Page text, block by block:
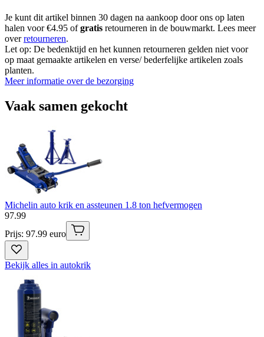
Je kunt dit artikel binnen 30 dagen na aankoop door ons op laten
halen voor €4.95 ofgratis retourneren in de bouwmarkt. Lees meer
overretourneren.
Let op: De bedenktijd en het kunnen retourneren gelden niet voor
op maat gemaakte artikelen en verse/ bederfelijke artikelen zoals
planten.
Meer informatie over de bezorging
Vaak samen gekocht
Michelin auto krik en assteunen 1.8 ton hefvermogen
97.99
Prijs: 97.99 euro
Bekijk alles in autokrik